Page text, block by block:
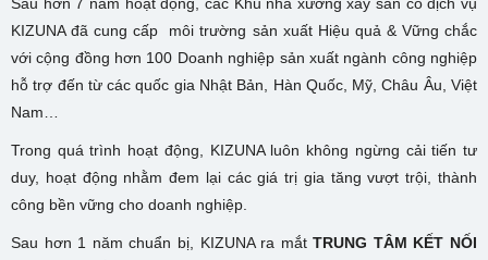
KIZUNA đã cung cấp môi trường sản xuất Hiệu quả & Vững chắc
với cộng đồng hơn 100 Doanh nghiệp sản xuất ngành công nghiệp
hỗ trợ đến từ các quốc gia Nhật Bản, Hàn Quốc, Mỹ, Châu Âu, Việt
Nam…
Trong quá trình hoạt động, KIZUNA luôn không ngừng cải tiến tư
duy, hoạt động nhằm đem lại các giá trị gia tăng vượt trội, thành
công bền vững cho doanh nghiệp.
Sau hơn 1 năm chuẩn bị, KIZUNA ra mắtTRUNG TÂM KẾT NỐI